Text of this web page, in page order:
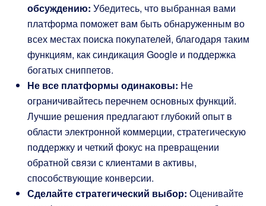
обсуждению: Убедитесь, что выбранная вами
платформа поможет вам быть обнаруженным во
всех местах поиска покупателей, благодаря таким
функциям, как синдикация Google и поддержка
богатых сниппетов.
Не все платформы одинаковы: Не
ограничивайтесь перечнем основных функций.
Лучшие решения предлагают глубокий опыт в
области электронной коммерции, стратегическую
поддержку и четкий фокус на превращении
обратной связи с клиентами в активы,
способствующие конверсии.
Сделайте стратегический выбор: Оценивайте